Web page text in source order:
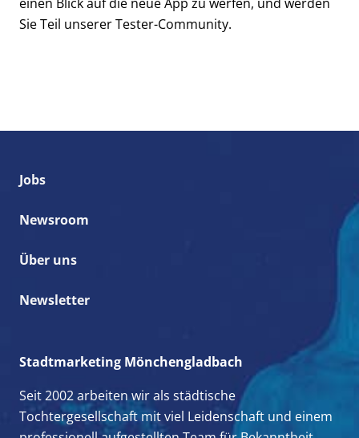
Sie Teil unserer Tester-Community.
Jobs
Newsroom
Über uns
Newsletter
Stadtmarketing Mönchengladbach
Seit 2002 arbeiten wir als städtische
Tochtergesellschaft mit viel Leidenschaft und einem